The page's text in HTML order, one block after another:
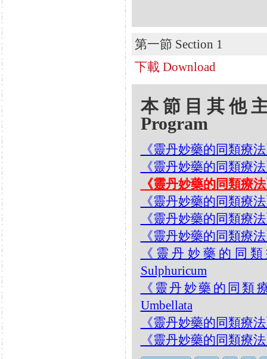
第一節 Section 1
下載 Download
本節目其他
Program
《靈丹妙藥的同類療
《靈丹妙藥的同類療
《靈丹妙藥的同類療
《靈丹妙藥的同類療
《靈丹妙藥的同類療
《靈丹妙藥的同類療
《靈丹妙藥的同
Sulphuricum
《靈丹妙藥的同類
Umbellata
《靈丹妙藥的同類療
《靈丹妙藥的同類療